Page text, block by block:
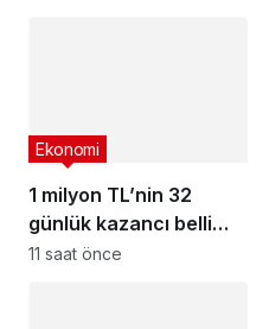
1 milyon TL’nin 32
günlük kazancı belli
oldu : En yüksek
Ekonomi
11 saat önce